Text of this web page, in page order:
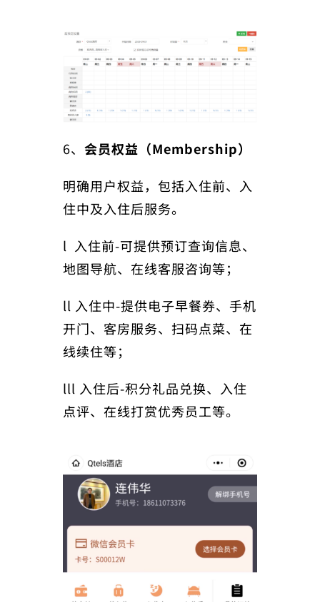
6、会员权益（Membership）
明确用户权益，包括入住前、入
住中及入住后服务。
l 入住前-可提供预订查询信息、
地图导航、在线客服咨询等；
ll 入住中-提供电子早餐券、手机
开门、客房服务、扫码点菜、在
线续住等；
lll 入住后-积分礼品兑换、入住
点评、在线打赏优秀员工等。